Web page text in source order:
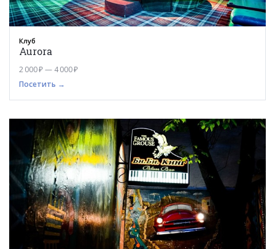
Клуб
Aurora
2 000 ₽ — 4 000 ₽
Посетить →